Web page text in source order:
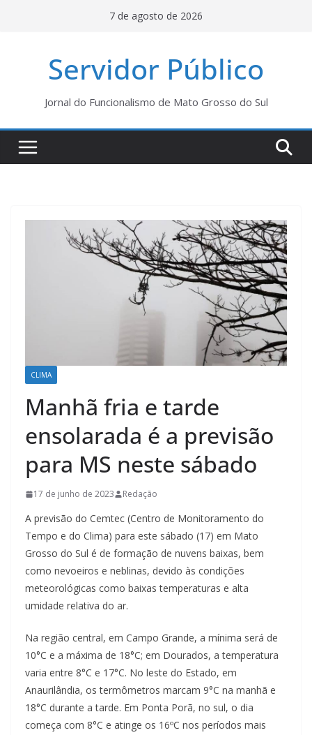
7 de agosto de 2026
Servidor Público
Jornal do Funcionalismo de Mato Grosso do Sul
CLIMA
Manhã fria e tarde
ensolarada é a previsão
para MS neste sábado
17 de junho de 2023 Redação
A previsão do Cemtec (Centro de Monitoramento do
Tempo e do Clima) para este sábado (17) em Mato
Grosso do Sul é de formação de nuvens baixas, bem
como nevoeiros e neblinas, devido às condições
meteorológicas como baixas temperaturas e alta
umidade relativa do ar.
Na região central, em Campo Grande, a mínima será de
10°C e a máxima de 18°C; em Dourados, a temperatura
varia entre 8°C e 17°C. No leste do Estado, em
Anaurilândia, os termômetros marcam 9°C na manhã e
18°C durante a tarde. Em Ponta Porã, no sul, o dia
começa com 8°C e atinge os 16ºC nos períodos mais